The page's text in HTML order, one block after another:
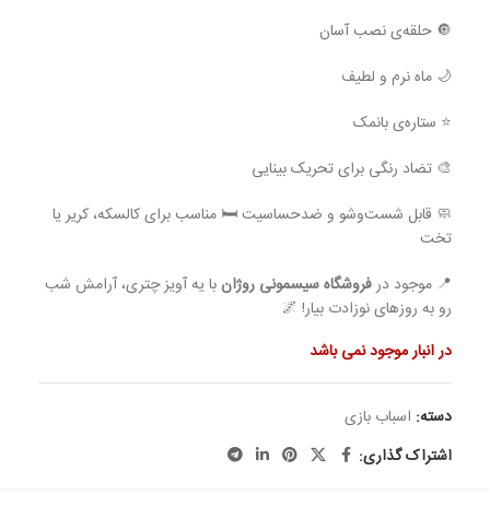
🔘 حلقه‌ی نصب آسان
🌙 ماه نرم و لطیف
⭐ ستاره‌ی بانمک
🎨 تضاد رنگی برای تحریک بینایی
🧼 قابل شست‌وشو و ضدحساسیت 🛏 مناسب برای کالسکه، کریر یا
تخت
📍 موجود درفروشگاه سیسمونی روژان با یه آویز چتری، آرامش شب
رو به روزهای نوزادت بیار! 🌌
در انبار موجود نمی باشد
دسته: اسباب بازی
اشتراک گذاری: